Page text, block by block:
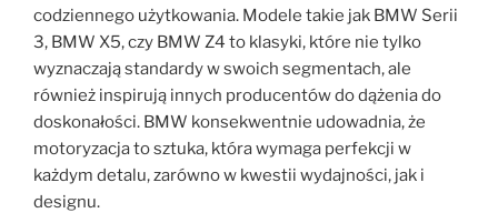
codziennego użytkowania. Modele takie jak BMW Serii
3, BMW X5, czy BMW Z4 to klasyki, które nie tylko
wyznaczają standardy w swoich segmentach, ale
również inspirują innych producentów do dążenia do
doskonałości. BMW konsekwentnie udowadnia, że
motoryzacja to sztuka, która wymaga perfekcji w
każdym detalu, zarówno w kwestii wydajności, jak i
designu.